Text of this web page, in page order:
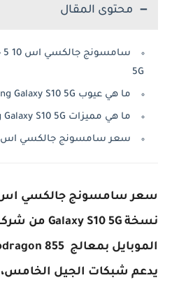
محتوى المقال
5G
ما هي عيوب Samsung Galaxy S10 5G ؟
ما هي مميزات Samsung Galaxy S10 5G ؟
سعر سامسونج جالكسي اس 10 5 جي
الموبايل بمعالج